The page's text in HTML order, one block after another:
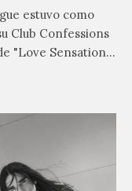
estuvo como
Club Confessions
"Love Sensation",